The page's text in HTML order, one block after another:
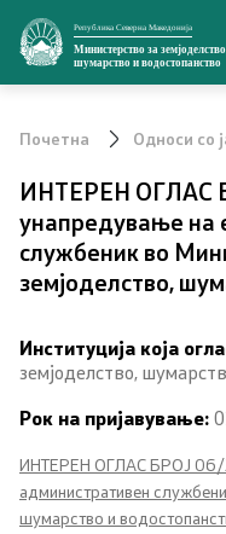
Република Северна Македонија
Министерство за
шумарство и водостопанство
Министерство
Заменик министер
Државен секретар
Органи во состав
Органограм
Превенција од
Почетна Односи со
ИНТЕРЕН ОГЛАС
унапредување на
службеник во
земјоделство,
Институција која
земјоделство,
Рок на пријавување:
ИНТЕРЕН ОГЛАС БРОЈ 06/
административен
шумарство и